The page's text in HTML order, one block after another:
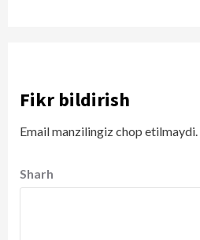
Fikr bildirish
Email manzilingiz chop etilmaydi.
Sharh